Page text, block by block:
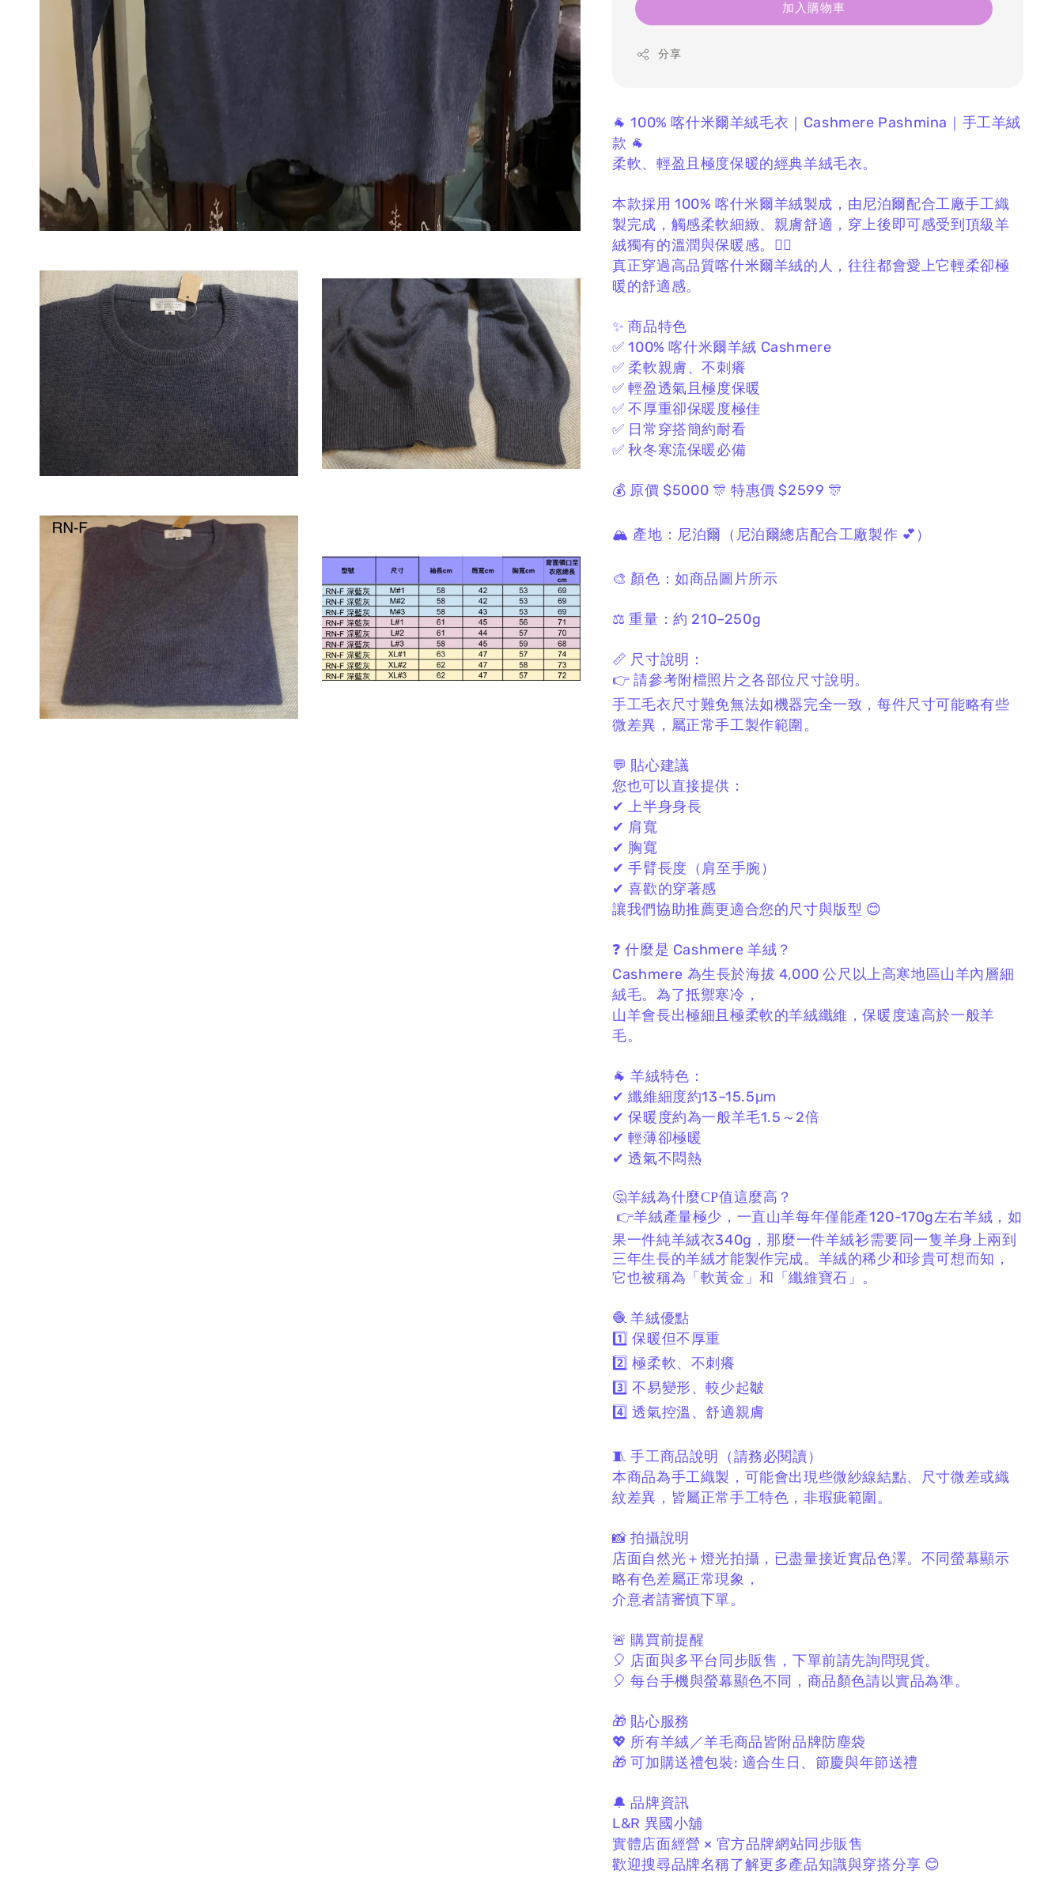
加入購物車
分享
🐐 100% 喀什米爾羊絨毛衣｜Cashmere Pashmina｜手工羊絨
款 🐐
柔軟、輕盈且極度保暖的經典羊絨毛衣。
本款採用 100% 喀什米爾羊絨製成， 由尼泊爾配合工廠手工織
製完成， 觸感柔軟細緻、親膚舒適， 穿上後即可感受到頂級羊
絨獨有的溫潤與保暖感。❤️‍🔥
真正穿過高品質喀什米爾羊絨的人， 往往都會愛上它輕柔卻極
暖的舒適感。
✨ 商品特色
✅ 100% 喀什米爾羊絨 Cashmere
✅ 柔軟親膚、不刺癢
✅ 輕盈透氣且極度保暖
✅ 不厚重卻保暖度極佳
✅ 日常穿搭簡約耐看
✅ 秋冬寒流保暖必備
💰 原價 $5000 🎊 特惠價 $2599 🎊
🏔 產地： 尼泊爾 （尼泊爾總店配合工廠製作 💕）
🎨 顏色：如商品圖片所示
⚖️ 重量：約 210–250g
📏 尺寸說明：
👉 請參考附檔照片之各部位尺寸說明。
手工毛衣尺寸難免無法如機器完全一致， 每件尺寸可能略有些
微差異， 屬正常手工製作範圍。
💬 貼心建議
您也可以直接提供：
✔ 上半身身長
✔ 肩寬
✔ 胸寬
✔ 手臂長度（肩至手腕）
✔ 喜歡的穿著感
讓我們協助推薦更適合您的尺寸與版型 😊
❓ 什麼是 Cashmere 羊絨？
Cashmere 為生長於海拔 4,000 公尺以上高寒地區山羊內層細
絨毛。 為了抵禦寒冷，
山羊會長出極細且極柔軟的羊絨纖維，保暖度遠高於一般羊
毛。
🐐 羊絨特色：
✔ 纖維細度約13–15.5μm
✔ 保暖度約為一般羊毛1.5～2倍
✔ 輕薄卻極暖
✔ 透氣不悶熱
🤔羊絨為什麼CP值這麼高？
👉羊絨產量極少，一直山羊每年僅能產120-170g左右羊絨，如
果一件純羊絨衣340g，那麼一件羊絨衫需要同一隻羊身上兩到
三年生長的羊絨才能製作完成。羊絨的稀少和珍貴可想而知，
它也被稱為「軟黃金」和「纖維寶石」。
🧶 羊絨優點
1️⃣ 保暖但不厚重
2️⃣ 極柔軟、不刺癢
3️⃣ 不易變形、較少起皺
4️⃣ 透氣控溫、舒適親膚
🧵 手工商品說明（請務必閱讀）
本商品為手工織製， 可能會出現些微紗線結點、
尺寸微差或織
紋差異， 皆屬正常手工特色，非瑕疵範圍。
📸 拍攝說明
店面自然光＋燈光拍攝， 已盡量接近實品色澤。 不同螢幕顯示
略有色差屬正常現象，
介意者請審慎下單。
🚨 購買前提醒
🎈 店面與多平台同步販售， 下單前請先詢問現貨。
🎈 每台手機與螢幕顯色不同， 商品顏色請以實品為準。
🎁 貼心服務
💖 所有羊絨／羊毛商品皆附品牌防塵袋
🎁 可加購送禮包裝: 適合生日、節慶與年節送禮
🔔 品牌資訊
L&R 異國小舖
實體店面經營 × 官方品牌網站同步販售
歡迎搜尋品牌名稱了解更多產品知識與穿搭分享 😊